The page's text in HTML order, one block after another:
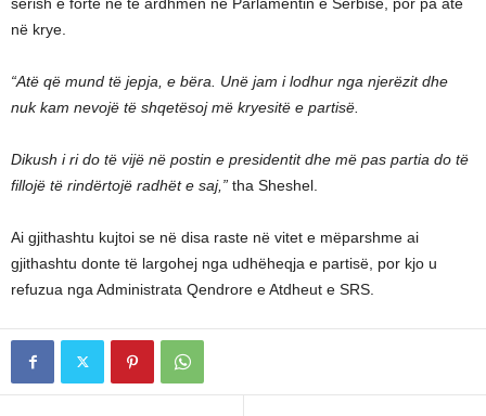
në krye.
“Atë që mund të jepja, e bëra. Unë jam i lodhur nga njerëzit dhe
nuk kam nevojë të shqetësoj më kryesitë e partisë.
Dikush i ri do të vijë në postin e presidentit dhe më pas partia do të
fillojë të rindërtojë radhët e saj,” tha Sheshel.
Ai gjithashtu kujtoi se në disa raste në vitet e mëparshme ai
gjithashtu donte të largohej nga udhëheqja e partisë, por kjo u
refuzua nga Administrata Qendrore e Atdheut e SRS.